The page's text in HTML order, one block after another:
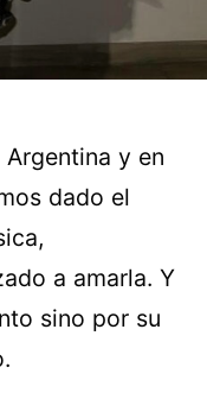
y en
dado el
a amarla. Y
sino por su